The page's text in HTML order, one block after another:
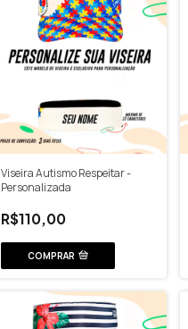
Viseira Autismo Respeitar -
Personalizada
R$110,00
COMPRAR